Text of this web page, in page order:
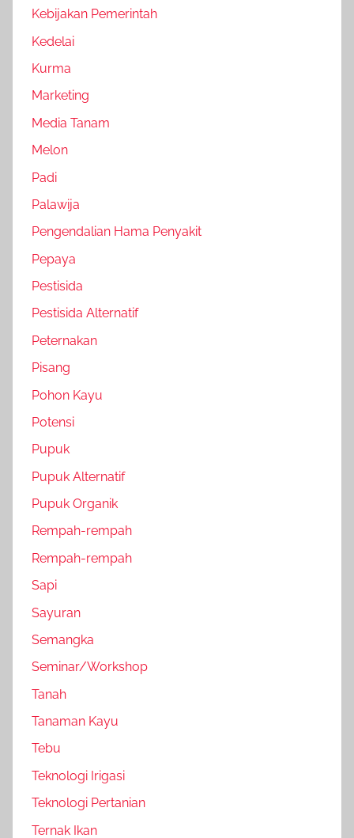
Kebijakan Pemerintah
Kedelai
Kurma
Marketing
Media Tanam
Melon
Padi
Palawija
Pengendalian Hama Penyakit
Pepaya
Pestisida
Pestisida Alternatif
Peternakan
Pisang
Pohon Kayu
Potensi
Pupuk
Pupuk Alternatif
Pupuk Organik
Rempah-rempah
Rempah-rempah
Sapi
Sayuran
Semangka
Seminar/Workshop
Tanah
Tanaman Kayu
Tebu
Teknologi Irigasi
Teknologi Pertanian
Ternak Ikan